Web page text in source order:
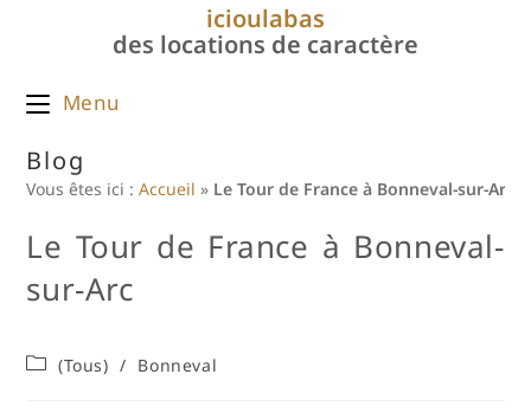
icioulabas
des locations de caractère
Menu
Blog
Vous êtes ici :Accueil » Le Tour de France à Bonneval-sur-Arc
Le Tour de France à Bonneval-
sur-Arc
Post(Tous) / Bonneval